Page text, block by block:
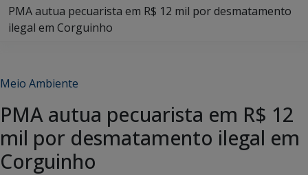
PMA autua pecuarista em R$ 12 mil por desmatamento
ilegal em Corguinho
Meio Ambiente
PMA autua pecuarista em R$ 12
mil por desmatamento ilegal em
Corguinho